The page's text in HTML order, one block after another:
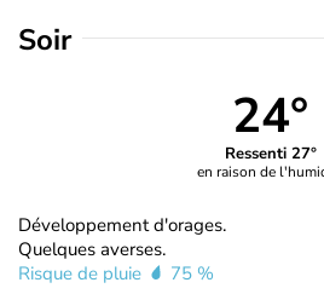
Soir
24°
Ressenti 27°
en raison de
Développement d'orages.
Quelques averses.
Risque de pluie
75 %